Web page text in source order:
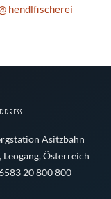
hendlfischerei
Asitzbahn
Österreich
20 800 800